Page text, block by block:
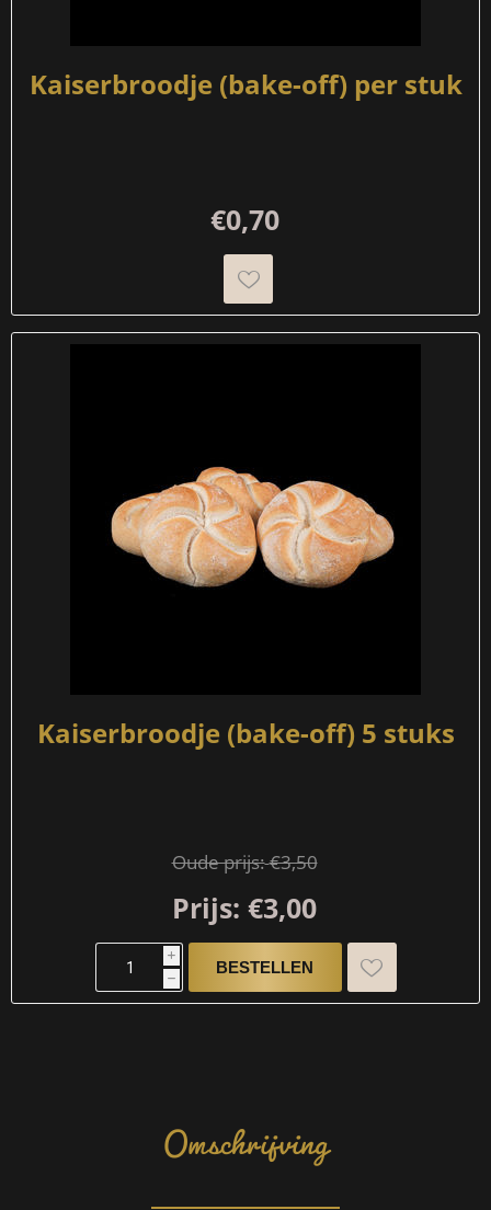
Kaiserbroodje (bake-off) per stuk
€0,70
Kaiserbroodje (bake-off) 5 stuks
Oude prijs:€3,50
Prijs: €3,00
i
h
Omschrijving